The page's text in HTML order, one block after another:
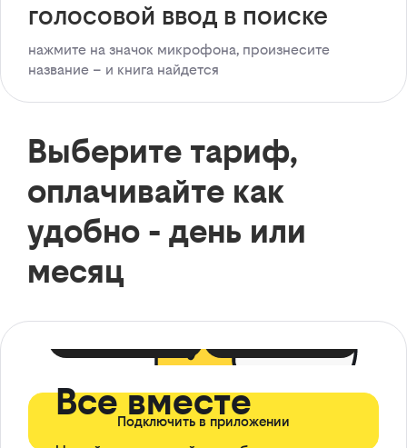
голосовой ввод в поиске
нажмите на значок микрофона, произнесите
название – и книга найдется
Выберите тариф,
оплачивайте как
удобно - день или
месяц
Все вместе
Подключить в приложении